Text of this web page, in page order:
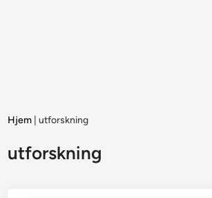
Hjem |utforskning
utforskning